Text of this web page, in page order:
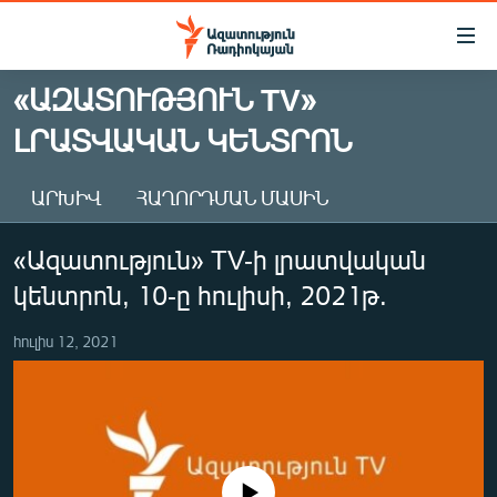
Մատչելիության
Անցնել
հիմնական
բովանդակությանը
հիմնական
ԱԶԱՏՈՒԹՅՈՒՆ TV
ՀԱՅԱՍՏԱՆ
ՔԱՂԱՔԱԿԱՆ
ԻՐԱՎՈՒՆՔ
ՀԱՍԱՐԱԿՈՒԹՅՈՒՆ
ՏՆՏԵՍՈՒԹՅՈՒՆ
ՊԱՏԵՐԱԶՄԻ 6 ՇԱԲԱԹՆԵՐԸ
ՏԱՐԱԾԱՇՐՋԱՆ
«ԱԶԱՏՈՒԹՅՈՒՆ TV»
ԼՐԱՏՎԱԿԱՆ ԿԵՆՏՐՈՆ
ԱՐԽԻՎ ՀԱՂՈՐԴՄԱՆ ՄԱՍԻՆ
«Ազատություն» TV-ի լրատվական
կենտրոն, 10-ը հուլիսի, 2021թ.
հուլիս 12, 2021